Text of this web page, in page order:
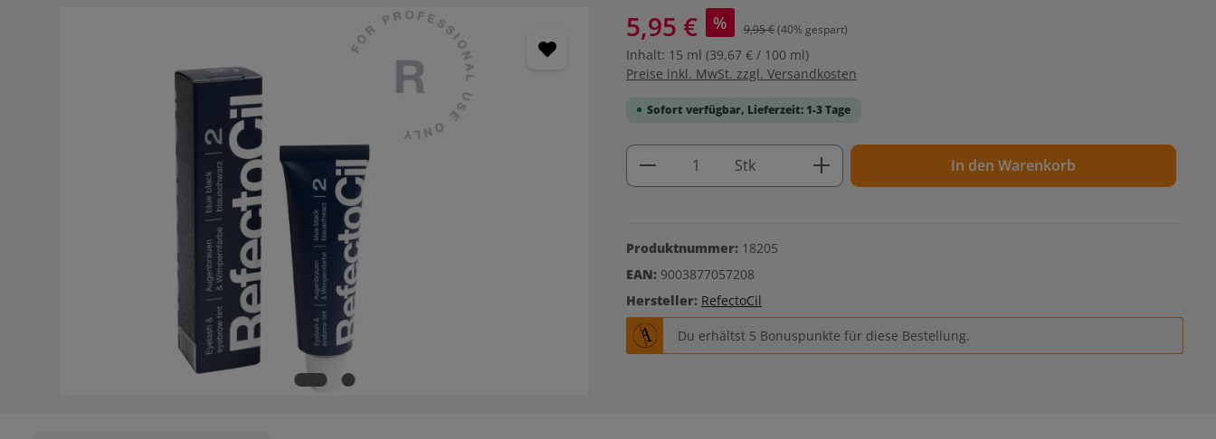
5,95 € % 9,95 €(40% gespart)
Inhalt: 15 ml (39,67 € / 100 ml)
Preise inkl. MwSt. zzgl. Versandkosten
Sofort verfügbar, Lieferzeit: 1-3 Tage
Produkt Anzahl: Gib den gewünschten Wert ein oder
Stk In den Warenkorb
Produktnummer: 18205
EAN: 9003877057208
Hersteller: RefectoCil
Du erhältst 5 Bonuspunkte für diese Bestellung.